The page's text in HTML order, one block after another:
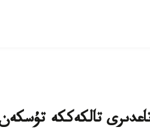
تالكەككە